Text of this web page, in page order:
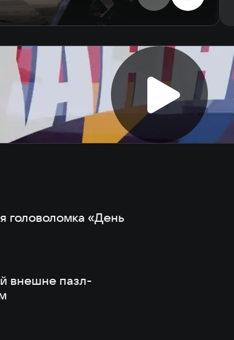
головоломка «День
внешне пазл-